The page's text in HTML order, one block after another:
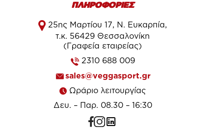
ΠΛΗΡΟΦΟΡΙΕΣ
25ης Μαρτίου 17, Ν. Ευκαρπία,
τ.κ. 56429 Θεσσαλονίκη
(Γραφεία εταιρείας)
2310 688 009
sales@veggasport.gr
Ωράριο λειτουργίας
Δευ. – Παρ. 08.30 – 16:30